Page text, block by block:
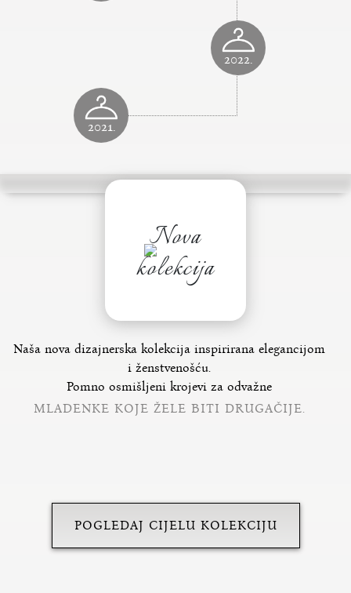
2022.
2021.
Nova
kolekcija
Naša nova dizajnerska kolekcija inspirirana elegancijom
i ženstvenošću.
Pomno osmišljeni krojevi za odvažne
MLADENKE KOJE ŽELE BITI DRUGAČIJE.
POGLEDAJ CIJELU KOLEKCIJU